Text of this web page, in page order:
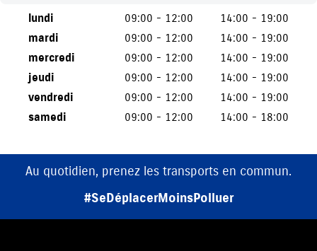
lundi 09:00 - 12:00
14:00 - 19:00
mardi
09:00 - 12:00
14:00 - 19:00
mercredi
09:00 - 12:00
14:00 - 19:00
jeudi
09:00 - 12:00
14:00 - 19:00
vendredi
09:00 - 12:00
14:00 - 19:00
samedi
09:00 - 12:00 14:00 - 18:00
Au quotidien, prenez les transports en commun.
#SeDéplacerMoinsPolluer